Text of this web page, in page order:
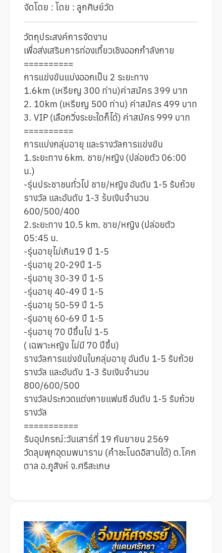
จัดโดย : โดย : ลูกศิษย์วัด
วัตถุประสงค์การจัดงาน
เพื่อส่งเสริมการท่องเที้ยวเชิงออกกำลังกาย
==========
การแข่งขันแบ่งออกเป็น 2 ระยะทาง
1.6km (เหรียญ 300 ท่าน)ค่าสมัคร 399 บาท
2. 10km (เหรียญ 500 ท่าน) ค่าสมัคร 499 บาท
3. VIP (เลือกวิ่งระยะใดก็ได้) ค่าสมัคร 999 บาท
==========
การแบ่งกลุ่มอายุ และรางวัลการแข่งขัน
1.ระยะทาง 6km. ชาย/หญิง (ปล่อยตัว 06:00
น.)
-รุ่นประชาชนทั่วไป ชาย/หญิง อันดับ 1-5 รับถ้วย
รางวัล และอันดับ 1-3 ร้บเงินจำนวน
600/500/400
2.ระยะทาง 10.5 km. ชาย/หญิง (ปล่อยตัว
05:45 น.
-รุ่นอายุไม่เกิน19 ปี 1-5
-รุ่นอายุ 20-29ปี 1-5
-รุ่นอายุ 30-39 ปี 1-5
-รุ่นอายุ 40-49 ปี 1-5
-รุ่นอายุ 50-59 ปี 1-5
-รุ่นอายุ 60-69 ปี 1-5
-รุ่นอายุ 70 ปีขึ้นไป 1-5
( เฉพาะหญิง ไม่มี 70 ปีขึ้น)
รางวัลการแข่งขันในกลุ่มอายุ อันดับ 1-5 รับถ้วย
รางวัล และอันดับ 1-3 รับเงินจำนวน
800/600/500
รางวัลประกวดแต่งกายแฟนซี อันดับ 1-5 รับถ้วย
รางวัล
===========
รับอุปกรณ์:วันเสาร์ที่ 19 กันยายน 2569
วัดลุมพุกอุดมพนาราม (คำชะโนดอิสานใต้) ต.โคก
ตาล อ.ภูสิงห์ จ.ศรีสะเกษ